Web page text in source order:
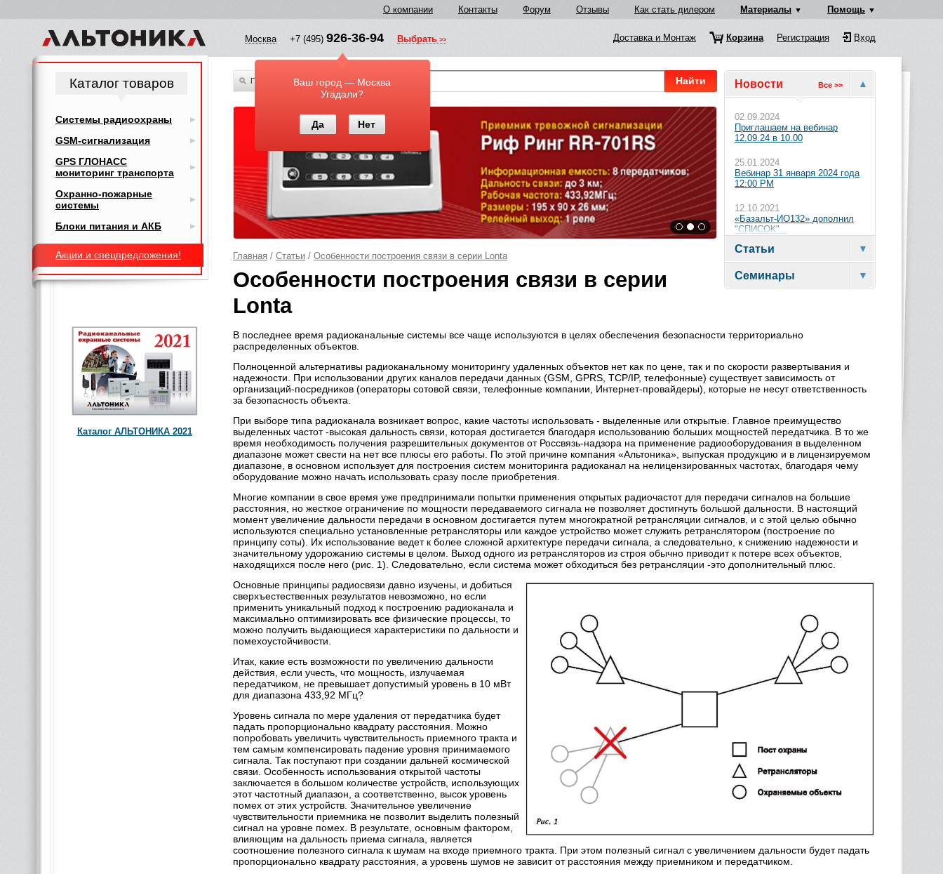
О компании Контакты Форум Отзывы Как стать дилером Материалы Помощь
Москва +7 (495) 926-36-94
Ваш город — Москва
Угадали?
Да Нет
Выбрать Доставка и Монтаж Корзина Регистрация Вход
Новости Все >>
02.09.2024
Приглашаем на вебинар
12.09.24 в 10.00
25.01.2024
Вебинар 31 января 2024 года
12:00 PM
12.10.2021
«Базальт-ИО132» дополнил
"СПИСОК"...
Статьи
Семинары
По всему каталогу Найти
Главная / Статьи / Особенности построения связи в серии Lonta
Особенности построения связи в серии
Lonta
В последнее время радиоканальные системы все чаще используются в целях обеспечения безопасности территориально
распределенных объектов.
Полноценной альтернативы радиоканальному мониторингу удаленных объектов нет как по цене, так и по скорости развертывания и
надежности. При использовании других каналов передачи данных (GSM, GPRS, TCP/IP, телефонные) существует зависимость от
организаций-посредников (операторы сотовой связи, телефонные компании, Интернет-провайдеры), которые не несут ответственность
за безопасность объекта.
При выборе типа радиоканала возникает вопрос, какие частоты использовать - выделенные или открытые. Главное преимущество
выделенных частот -высокая дальность связи, которая достигается благодаря использованию больших мощностей передатчика. В то же
время необходимость получения разрешительных документов от Россвязь-надзора на применение радиооборудования в выделенном
диапазоне может свести на нет все плюсы его работы. По этой причине компания «Альтоника», выпуская продукцию и в лицензируемом
диапазоне, в основном использует для построения систем мониторинга радиоканал на нелицензированных частотах, благодаря чему
оборудование можно начать использовать сразу после приобретения.
Многие компании в свое время уже предпринимали попытки применения открытых радиочастот для передачи сигналов на большие
расстояния, но жесткое ограничение по мощности передаваемого сигнала не позволяет достигнуть большой дальности. В настоящий
момент увеличение дальности передачи в основном достигается путем многократной ретрансляции сигналов, и с этой целью обычно
используются специально установленные ретрансляторы или каждое устройство может служить ретранслятором (построение по
принципу соты). Их использование ведет к более сложной архитектуре передачи сигнала, а следовательно, к снижению надежности и
значительному удорожанию системы в целом. Выход одного из ретрансляторов из строя обычно приводит к потере всех объектов,
находящихся после него (рис. 1). Следовательно, если система может обходиться без ретрансляции -это дополнительный плюс.
Основные принципы радиосвязи давно изучены, и добиться
сверхъестественных результатов невозможно, но если
применить уникальный подход к построению радиоканала и
максимально оптимизировать все физические процессы, то
можно получить выдающиеся характеристики по дальности и
помехоустойчивости.
Итак, какие есть возможности по увеличению дальности
действия, если учесть, что мощность, излучаемая
передатчиком, не превышает допустимый уровень в 10 мВт
для диапазона 433,92 МГц?
Уровень сигнала по мере удаления от передатчика будет
падать пропорционально квадрату расстояния. Можно
попробовать увеличить чувствительность приемного тракта и
тем самым компенсировать падение уровня принимаемого
сигнала. Так поступают при создании дальней космической
связи. Особенность использования открытой частоты
заключается в большом количестве устройств, использующих
этот частотный диапазон, а соответственно, высок уровень
помех от этих устройств. Значительное увеличение
чувствительности приемника не позволит выделить полезный
сигнал на уровне помех. В результате, основным фактором,
влияющим на дальность приема сигнала, является
соотношение полезного сигнала к шумам на входе приемного тракта. При этом полезный сигнал с увеличением дальности будет падать
пропорционально квадрату расстояния, а уровень шумов не зависит от расстояния между приемником и передатчиком.
Каталог товаров
Системы радиоохраны
GSM-сигнализация
GPS ГЛОНАСС
мониторинг транспорта
Охранно-пожарные
системы
Блоки питания и АКБ
Акции и спецпредложения!
Каталог АЛЬТОНИКА 2021